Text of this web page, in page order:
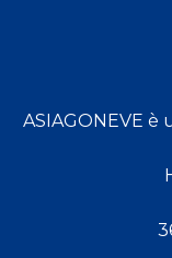
ASIAGONEVE